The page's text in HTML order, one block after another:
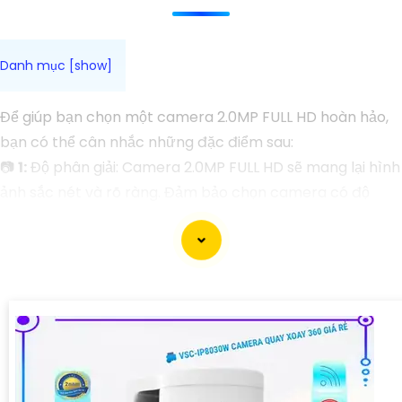
Để giúp bạn chọn một camera 2.0MP FULL HD hoàn hảo,
bạn có thể cân nhắc những đặc điểm sau:
📷 1: Độ phân giải: Camera 2.0MP FULL HD sẽ mang lại hình
phân giải cao để có hình ảnh chất lượng tốt.
Góc quan sát: Camera nên có khả năng xoay 360 độ
hoặc có góc quan sát rộng để tránh góc mù và bao phủ
🏆3:Chất lượng hình ảnh và kích thước sensor: Chọn
camera với cảm biến hình ảnh chất lượng cao để
tin
tưởng
hình ảnh sắc nét, ít nhiễu và tốt trong điều kiện ánh
sáng yếu.